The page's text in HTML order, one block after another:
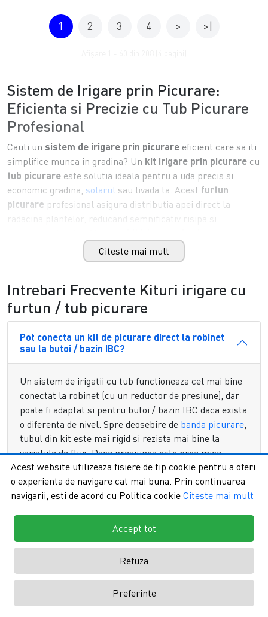
1 2 3 4 > >|
Sistem de Irigare prin Picurare:
Eficienta si Precizie cu Tub Picurare
Profesional
Cauti un sistem de irigare prin picurare eficient care sa iti
simplifice munca in gradina? Un kit irigare prin picurare cu
tub picurare este solutia ideala pentru a uda precis si
economic gradina, solarul sau livada ta. Acest furtun
picurare profesional asigura distributia apei direct la
radacina plantelor, reducand semnificativ risipa si
durabil, rezistent la radiatiile UV si la variatiile de
temperatura, care foloseste untub picurare
an. Nu mai pierde timp pretios cu udarea manuala; cumpara
un sistem de irigare prin picurare
automatizare inteligenta la tine acasa!
De ce sa alegi un Kit Irigare prin Picurare
cu Tub Picurare de lunga durata?
Investitia intr-unsistem de irigare prin picurarecomplet
iti ofera control total asupra resurselor de apa. Spre
deosebire de banda de picurare, acestkit irigare prin
picurareutilizeaza un tub picurarecu pereti grosi, ceea ce
ii confera o durata de viata de cativa ani buni, chiar si in
conditii de expunere solara intensa. Acestfurtun picurare
este prevazut cu picuratori care mentin un debit constant,
prevenind infundarea cu sedimente sau alge. Prin instalarea
unui astfel de sistem de irigare prin picurare, mentii solul
configurat este inima oricarei gospodarii moderne,
asigurand umiditatea constanta necesara dezvoltarii
Avantajele utilizarii unui Furtun Picurare
in gradina ta
Citeste mai mult
Intrebari Frecvente Kituri irigare cu
furtun / tub picurare
Pot conecta un kit de picurare direct la robinet
sau la butoi / bazin IBC?
Un sistem de irigatii cu tub functioneaza cel mai bine
conectat la robinet (cu un reductor de presiune), dar
poate fi adaptat si pentru butoi / bazin IBC daca exista
o diferenta de nivel. Spre deosebire de banda picurare,
tubul din kit este mai rigid si rezista mai bine la
variatiile de flux. Daca presiunea este prea mica
pentru intreg sistemul, poti suplimenta udarea la
radacina custropitori gradinain zonele izolate.
Cat de rezistent este un sistem cu tub picurare
fata de unul cu banda?
Se poate automatiza un sistem de irigatii cu tub
Ce contine un kit de irigare prin picurare
Acest website utilizeaza fisiere de tip cookie pentru a oferi
o experienta de navigare cat mai buna. Prin continuarea
navigarii, esti de acord cu Politica cookie Citeste mai mult
Accept tot
Refuza
Preferinte